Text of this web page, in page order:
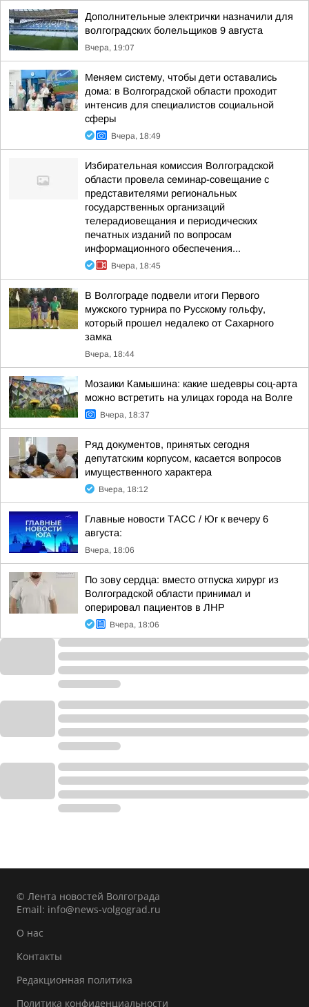
Дополнительные электрички назначили для
волгоградских болельщиков 9 августа
Вчера, 19:07
Меняем систему, чтобы дети оставались
дома: в Волгоградской области проходит
интенсив для специалистов социальной
сферы
Вчера, 18:49
Избирательная комиссия Волгоградской
области провела семинар-совещание с
представителями региональных
государственных организаций
телерадиовещания и периодических
печатных изданий по вопросам
информационного обеспечения...
Вчера, 18:45
В Волгограде подвели итоги Первого
мужского турнира по Русскому гольфу,
который прошел недалеко от Сахарного
замка
Вчера, 18:44
Мозаики Камышина: какие шедевры соц-арта
можно встретить на улицах города на Волге
Вчера, 18:37
Ряд документов, принятых сегодня
депутатским корпусом, касается вопросов
имущественного характера
Вчера, 18:12
Главные новости ТАСС / Юг к вечеру 6
августа:
Вчера, 18:06
По зову сердца: вместо отпуска хирург из
Волгоградской области принимал и
оперировал пациентов в ЛНР
Вчера, 18:06
© Лента новостей Волгограда
Email: info@news-volgograd.ru
О нас
Контакты
Редакционная политика
Политика конфиденциальности